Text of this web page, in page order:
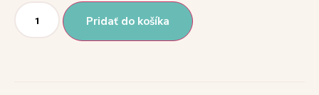
Pridať do košíka